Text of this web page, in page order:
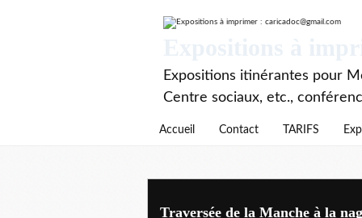
Expositions itinérantes pour
Centre sociaux, etc.,
Accueil Contact TARIFS
Traversée de la Manche à la